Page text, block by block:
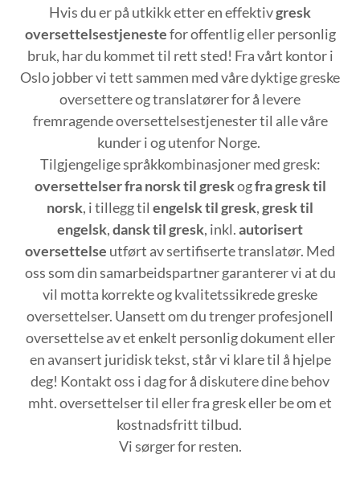
Hvis du er på utkikk etter en effektivgresk
oversettelsestjenestefor offentlig eller personlig
bruk, har du kommet til rett sted! Fra vårt kontor i
Oslo jobber vi tett sammen med våre dyktige greske
oversettere og translatører for å levere
fremragende oversettelsestjenester til alle våre
kunder i og utenfor Norge.
Tilgjengelige språkkombinasjoner med gresk:
oversettelser fra norsk til greskogfra gresk til
norsk, i tillegg til engelsk til gresk,gresk til
engelsk,dansk til gresk, inkl.autorisert
oversettelse utført av sertifiserte translatør. Med
oss som din samarbeidspartner garanterer vi at du
vil motta korrekte og kvalitetssikrede greske
oversettelser. Uansett om du trenger profesjonell
oversettelse av et enkelt personlig dokument eller
en avansert juridisk tekst, står vi klare til å hjelpe
deg! Kontakt oss i dag for å diskutere dine behov
mht. oversettelser til eller fra gresk eller be om et
kostnadsfritt tilbud.
Vi sørger for resten.